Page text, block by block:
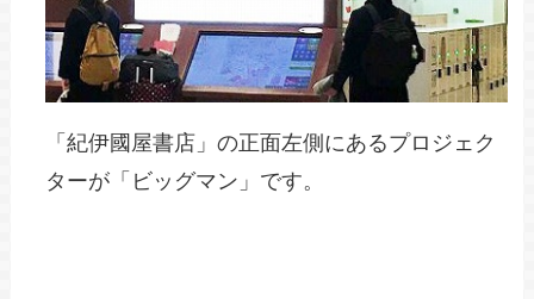
「紀伊國屋書店」の正面左側にあるプロジェク
ターが「ビッグマン」です。